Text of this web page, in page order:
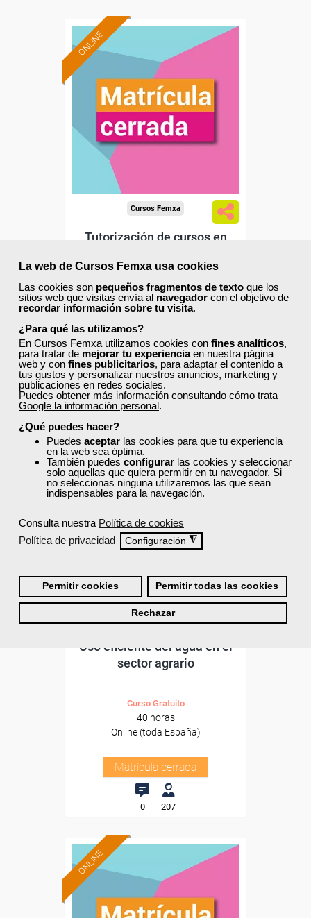
La web de Cursos Femxa usa cookies
Las cookies son pequeños fragmentos de texto que los
sitios web que visitas envía al navegador con el objetivo de
recordar información sobre tu visita.
¿Para qué las utilizamos?
En Cursos Femxa utilizamos cookies con fines analíticos,
para tratar de mejorar tu experienciaen nuestra página
web y con fines publicitarios, para adaptar el contenido a
tus gustos y personalizar nuestros anuncios, marketing y
publicaciones en redes sociales.
Puedes obtener más información consultando cómo trata
Google la información personal.
¿Qué puedes hacer?
Puedes aceptar las cookies para que tu experiencia
en la web sea óptima.
También puedes configurar las cookies y seleccionar
solo aquellas que quiera permitir en tu navegador. Si
no seleccionas ninguna utilizaremos las que sean
indispensables para la navegación.
Consulta nuestra Política de cookies
Política de privacidad
Configuración ◮
Permitir cookies Permitir todas las cookies
Rechazar
ONLINE
Cursos Femxa
Tutorización de cursos en
Curso Gratuito
20 horas
Online (toda España)
Matrícula cerrada
0 146
ONLINE
Cursos Femxa
Uso eficiente del agua en el
sector agrario
Curso Gratuito
40 horas
Online (toda España)
Matrícula cerrada
0 207
ONLINE